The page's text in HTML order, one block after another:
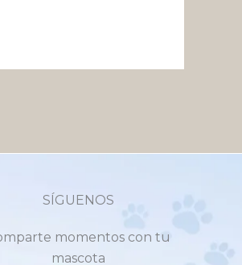
SÍGUENOS
momentos con tu
mascota